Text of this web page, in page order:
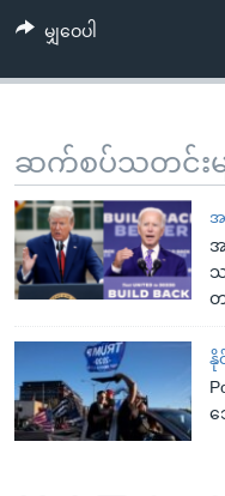
မျှဝေပါ
ဆက်စပ်သတင်းမျ
အ
နို